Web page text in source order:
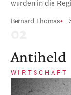
wurden in die
Bernard Thomas
Antiheld
WIRTSCHAFT